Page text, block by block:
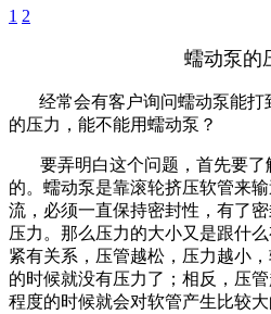
1 2
蠕动泵的
经常会有客户询问蠕动泵能
的压力，能不能用蠕动泵？
要弄明白这个问题，首先要
的。蠕动泵是靠滚轮挤压软管来
流，必须一直保持密封性，有了
压力。那么压力的大小又是跟什
紧有关系，压管越松，压力越小
的时候就没有压力了；相反，压
程度的时候就会对软管产生比较大